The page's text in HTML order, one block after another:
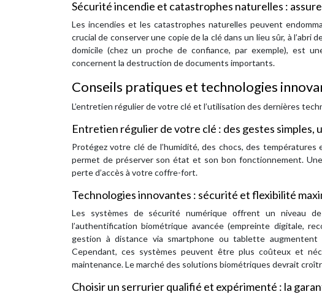
Sécurité incendie et catastrophes naturelles :
Les incendies et les catastrophes naturelles peuvent
crucial de conserver une copie de la clé dans un lieu sûr, à
domicile (chez un proche de confiance, par exemple), est
concernent la destruction de documents importants.
Conseils pratiques et technologies
L’entretien régulier de votre clé et l’utilisation des dernières
Entretien régulier de votre clé : des gestes simples,
Protégez votre clé de l’humidité, des chocs, des
permet de préserver son état et son bon fonctionnement.
perte d’accès à votre coffre-fort.
Technologies innovantes : sécurité et flexibilité
Les systèmes de sécurité numérique offrent un niveau
l’authentification biométrique avancée (empreinte digitale,
gestion à distance via smartphone ou tablette
Cependant, ces systèmes peuvent être plus coûteux et
maintenance. Le marché des solutions biométriques devrait
Choisir un serrurier qualifié et expérimenté : la